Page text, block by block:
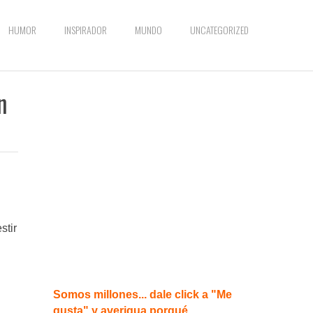
HUMOR INSPIRADOR MUNDO UNCATEGORIZED
Somos millones... dale click a "Me
gusta" y averigua porqué